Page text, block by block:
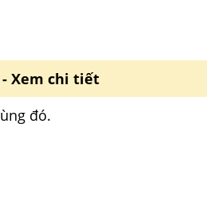
Xem chi tiết
đó.